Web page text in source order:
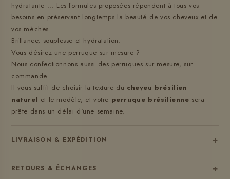
hydratante ... Les formules proposées répondent à tous vos
besoins en préservant longtemps la beauté de vos cheveux et de
vos mèches.
Brillance, souplesse et hydratation.
Vous désirez une perruque sur mesure ?
Nous confectionnons aussi des perruques sur mesure, sur
commande.
Il vous suffit de choisir la texture du cheveu brésilien
naturel et le modèle, et votre perruque brésilienne sera
prête dans un délai d'une semaine.
LIVRAISON & EXPÉDITION +
RETOURS & ÉCHANGES +